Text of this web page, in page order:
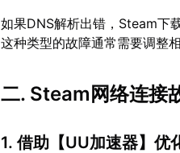
如果DNS解析出错，Steam下
这种类型的故障通常需要调整
二. Steam网络连接
1. 借助【UU加速器】优